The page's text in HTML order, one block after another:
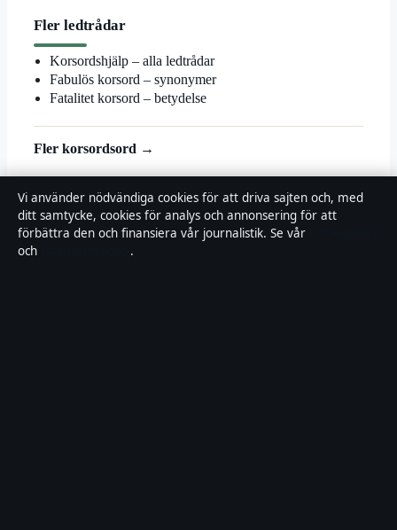
Fler ledtrådar
Korsordshjälp – alla ledtrådar
Fabulös korsord – synonymer
Fatalitet korsord – betydelse
Fler korsordsord →
© 2026 Landsortstidningen
Landsortstidningen
Film, tv och nöjesnyheter med småstadsperspektiv — från premiärer
Vi använder nödvändiga cookies för att driva sajten och, med
ditt samtycke, cookies för analys och annonsering för att
förbättra den och finansiera vår journalistik. Se vår
och
.